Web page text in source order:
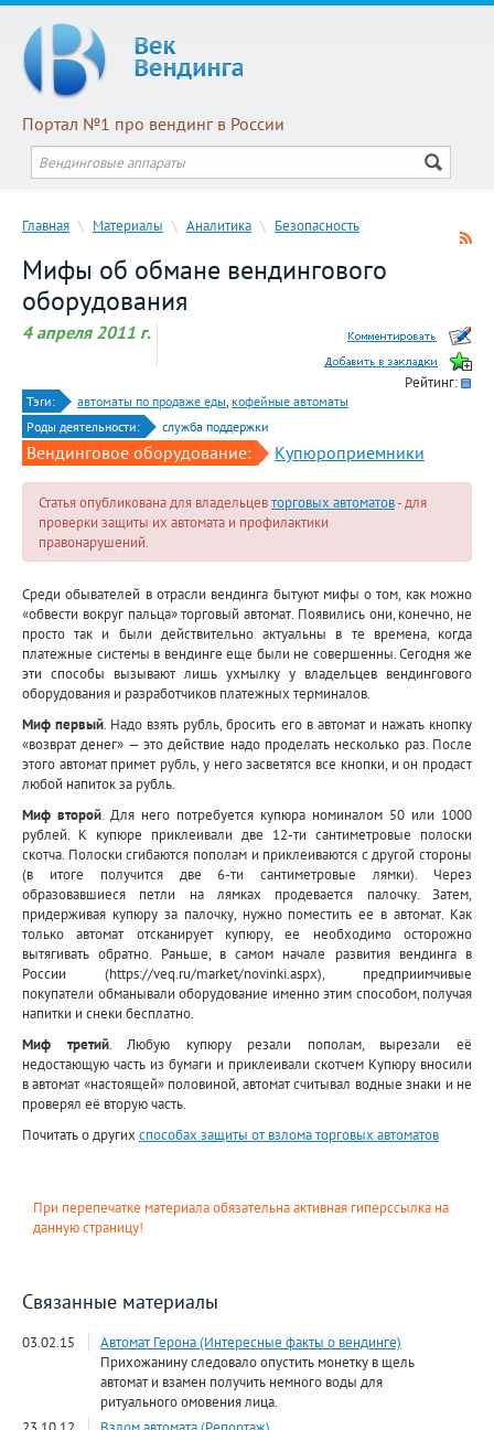
Портал №1 про вендинг в России
Главная \ Материалы \ Аналитика \ Безопасность
Мифы об обмане вендингового
оборудования
4 апреля 2011 г.
Рейтинг:
Тэги: автоматы по продаже еды, кофейные автоматы
Роды деятельности:
служба поддержки
Вендинговое оборудование: Купюроприемники
Статья опубликована для владельцевторговых автоматов- для
проверки защиты их автомата и профилактики
правонарушений.
Среди обывателей в отрасли вендинга бытуют мифы о том, как можно
«обвести вокруг пальца» торговый автомат. Появились они, конечно, не
просто так и были действительно актуальны в те времена, когда
платежные системы в вендинге еще были не совершенны. Сегодня же
эти способы вызывают лишь ухмылку у владельцев вендингового
оборудования и разработчиков платежных терминалов.
Миф первый. Надо взять рубль, бросить его в автомат и нажать кнопку
«возврат денег» — это действие надо проделать несколько раз. После
этого автомат примет рубль, у него засветятся все кнопки, и он продаст
любой напиток за рубль.
Миф второй. Для него потребуется купюра номиналом 50 или 1000
рублей. К купюре приклеивали две 12-ти сантиметровые полоски
скотча. Полоски сгибаются пополам и приклеиваются с другой стороны
(в итоге получится две 6-ти сантиметровые лямки). Через
образовавшиеся петли на лямках продевается палочку. Затем,
придерживая купюру за палочку, нужно поместить ее в автомат. Как
только автомат отсканирует купюру, ее необходимо осторожно
вытягивать обратно. Раньше, в самом начале развития вендинга в
России (https://veq.ru/market/novinki.aspx), предприимчивые
покупатели обманывали оборудование именно этим способом, получая
напитки и снеки бесплатно.
Миф третий. Любую купюру резали пополам, вырезали её
недостающую часть из бумаги и приклеивали скотчем Купюру вносили
в автомат «настоящей» половиной, автомат считывал водные знаки и не
проверял её вторую часть.
Почитать о других способах защиты от взлома торговых автоматов
При перепечатке материала обязательна активная гиперссылка на
данную страницу!
Связанные материалы
03.02.15
Автомат Герона (Интересные факты о вендинге)
Прихожанину следовало опустить монетку в щель
автомат и взамен получить немного воды для
ритуального омовения лица.